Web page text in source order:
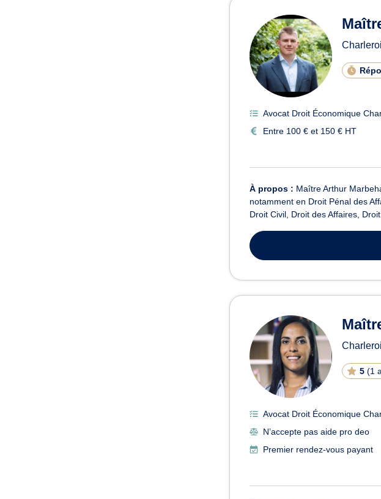
Charleroi
Avocat Droit Économique
Entre 100 € et 150 € HT
À propos : Maître Arthur
notamment en Droit Pénal des
Droit Civil, Droit des Affaires,
Charleroi
5 (1
Avocat Droit Économique
N’accepte pas aide pro deo
Premier rendez-vous payant